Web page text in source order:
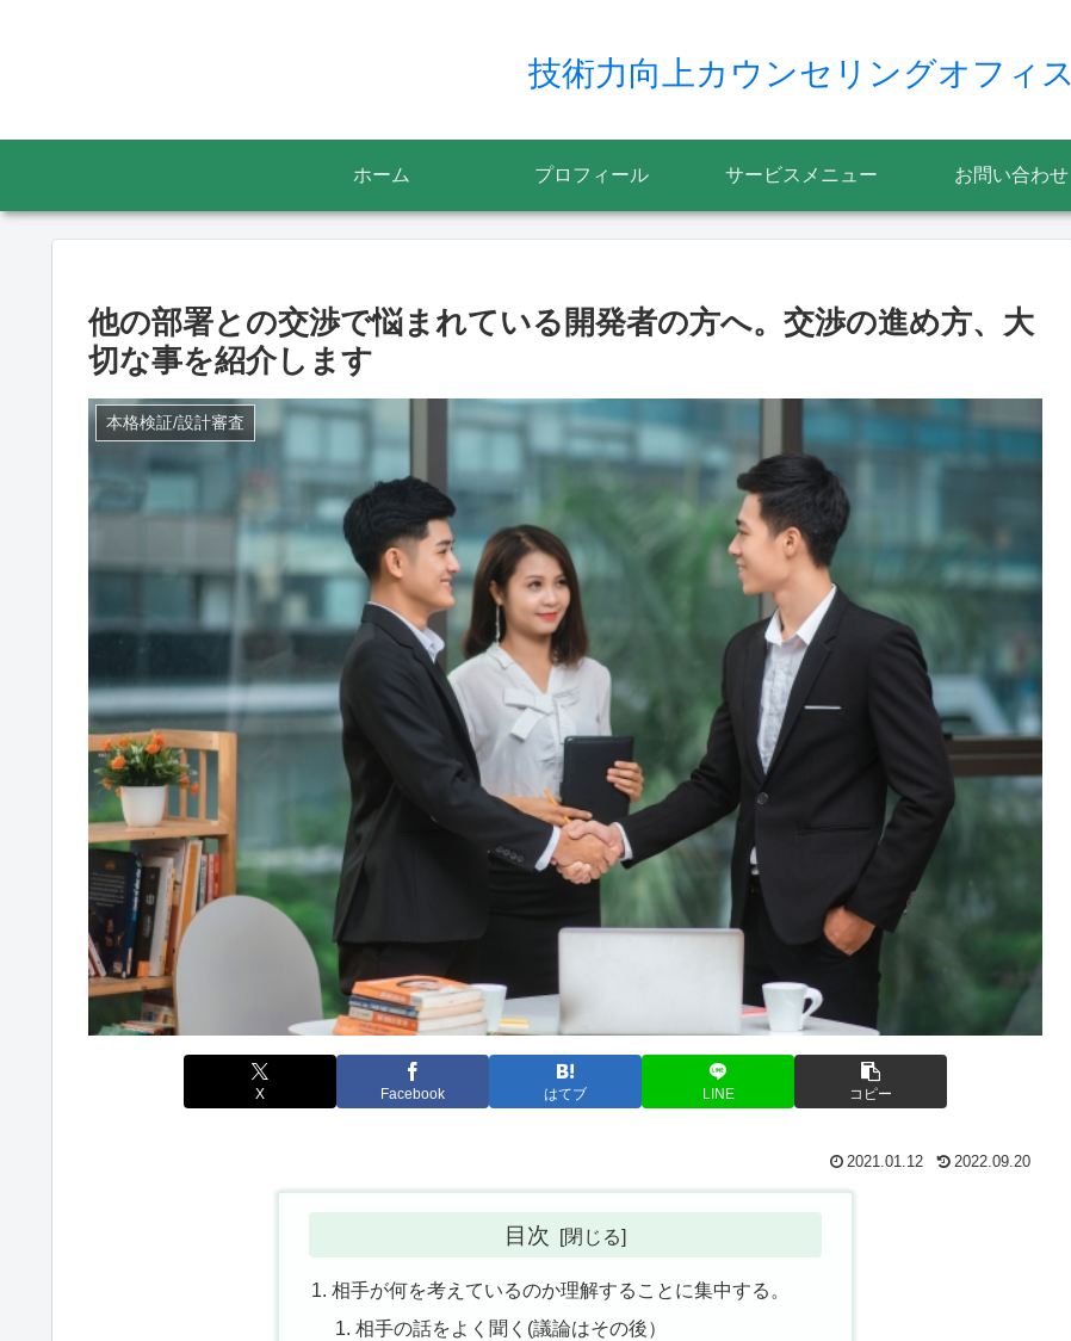
技術力向上カウンセリングオフィス
ホーム プロフィール サービスメニュー お問い合わせ
他の部署との交渉で悩まれている開発者の方へ。交渉の進め方、大
切な事を紹介します
本格検証/設計審査
X Facebook はてブ LINE コピー
2021.01.12 2022.09.20
目次
相手が何を考えているのか理解することに集中する。
相手の話をよく聞く(議論はその後）